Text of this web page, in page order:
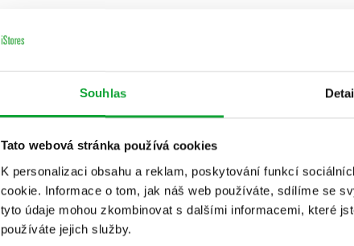
Souhlas
Tato webová stránka používá cookies
K personalizaci obsahu a reklam, poskytování funkcí
cookie. Informace o tom, jak náš web používáte, sdílíme se
tyto údaje mohou zkombinovat s dalšími informacemi, které
používáte jejich služby.